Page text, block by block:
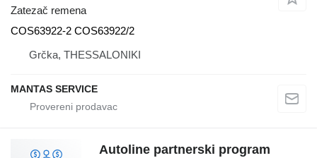
Zatezač remena
COS63922-2 COS63922/2
Grčka, THESSALONIKI
MANTAS SERVICE
Autoline partnerski program